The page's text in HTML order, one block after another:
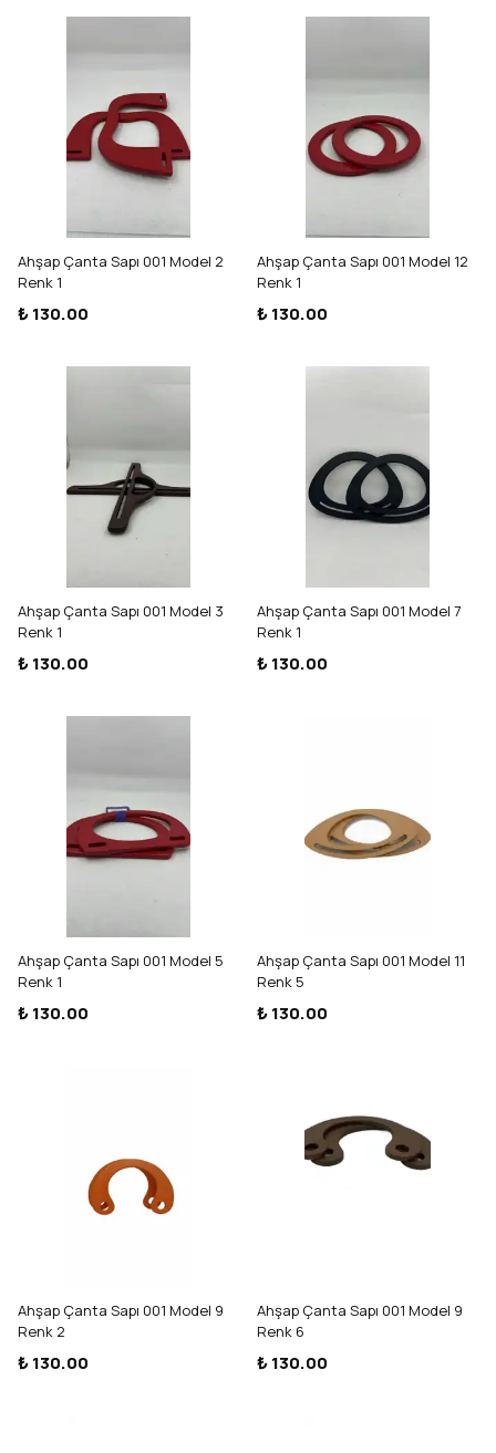
Ahşap Çanta Sapı 001 Model 2
Renk 1
₺ 130.00
Ahşap Çanta Sapı 001 Model 12
Renk 1
₺ 130.00
Ahşap Çanta Sapı 001 Model 3
Renk 1
₺ 130.00
Ahşap Çanta Sapı 001 Model 7
Renk 1
₺ 130.00
Ahşap Çanta Sapı 001 Model 5
Renk 1
₺ 130.00
Ahşap Çanta Sapı 001 Model 11
Renk 5
₺ 130.00
Ahşap Çanta Sapı 001 Model 9
Renk 2
₺ 130.00
Ahşap Çanta Sapı 001 Model 9
Renk 6
₺ 130.00